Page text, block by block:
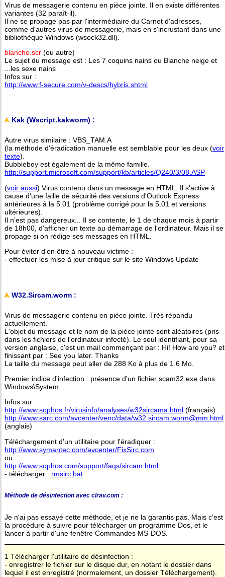
Virus de messagerie contenu en pièce jointe. Il en existe différentes
variantes (32 paraît-il).
Il ne se propage pas par l'intermédiaire du Carnet d'adresses,
comme d'autres virus de messagerie, mais en s'incrustant dans une
bibliothèque Windows (wsock32.dll).
blanche.scr (ou autre)
Le sujet du message est : Les 7 coquins nains ou Blanche neige et
...les sexe nains
Infos sur :
http://www.f-secure.com/v-descs/hybris.shtml
Kak (Wscript.kakworm) :
Autre virus similaire : VBS_TAM.A
(la méthode d'éradication manuelle est semblable pour les deux (voir
texte).
Bubbleboy est également de la même famille.
http://support.microsoft.com/support/kb/articles/Q240/3/08.ASP
(voir aussi) Virus contenu dans un message en HTML. Il s'active à
cause d'une faille de sécurité des versions d'Outlook Express
antérieures à la 5.01 (problème corrigé pour la 5.01 et versions
ultérieures).
Il n'est pas dangereux... Il se contente, le 1 de chaque mois à partir
de 18h00, d'afficher un texte au démarrage de l'ordinateur. Mais il se
propage si on rédige ses messages en HTML.
Pour éviter d'en être à nouveau victime :
- effectuer les mise à jour critique sur le site Windows Update
W32.Sircam.worm :
Virus de messagerie contenu en pièce jointe. Très répandu
actuellement.
L'objet du message et le nom de la pièce jointe sont aléatoires (pris
dans les fichiers de l'ordinateur infecté). Le seul identifiant, pour sa
version anglaise, c'est un mail commençant par : Hi! How are you? et
finissant par : See you later. Thanks
La taille du message peut aller de 288 Ko à plus de 1.6 Mo.
Premier indice d'infection : présence d'un fichier scam32.exe dans
Windows\System.
Infos sur :
http://www.sophos.fr/virusinfo/analyses/w32sircama.html (français)
http://www.sarc.com/avcenter/venc/data/w32.sircam.worm@mm.html
(anglais)
Téléchargement d'un utilitaire pour l'éradiquer :
http://www.symantec.com/avcenter/FixSirc.com
ou :
http://www.sophos.com/support/faqs/sircam.html
- télécharger : rmsirc.bat
Méthode de désinfection avec clrav.com :
Je n'ai pas essayé cette méthode, et je ne la garantis pas. Mais c'est
la procédure à suivre pour télécharger un programme Dos, et le
lancer à partir d'une fenêtre Commandes MS-DOS.
1 Télécharger l'utilitaire de désinfection :
- enregistrer le fichier sur le disque dur, en notant le dossier dans
lequel il est enregistré (normalement, un dossier Téléchargement).